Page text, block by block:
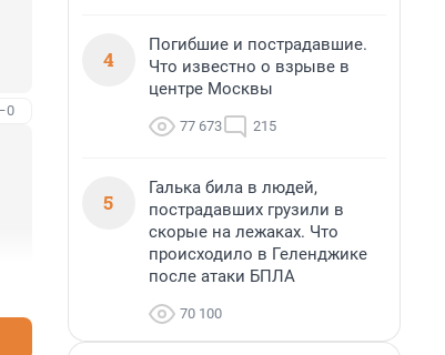
4
Погибшие и пострадавшие.
Что известно о взрыве в
центре Москвы
77 673 215
5
Галька била в людей,
пострадавших грузили в
скорые на лежаках. Что
происходило в Геленджике
после атаки БПЛА
70 100